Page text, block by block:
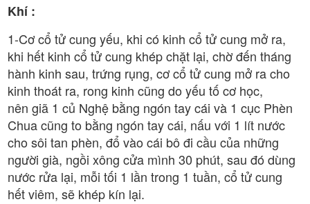
Khí :
1-Cơ cổ tử cung yếu, khi có kinh cổ tử cung mở ra,
khi hết kinh cổ tử cung khép chặt lại, chờ đến tháng
hành kinh sau, trứng rụng, cơ cổ tử cung mở ra cho
kinh thoát ra, rong kinh cũng do yếu tố cơ học,
nên giã 1 củ Nghệ bằng ngón tay cái và 1 cục Phèn
Chua cũng to bằng ngón tay cái, nấu với 1 lít nước
cho sôi tan phèn, đổ vào cái bô đi cầu của những
người già, ngồi xông cửa mình 30 phút, sau đó dùng
nước rửa lại, mỗi tối 1 lần trong 1 tuần, cổ tử cung
hết viêm, sẽ khép kín lại.